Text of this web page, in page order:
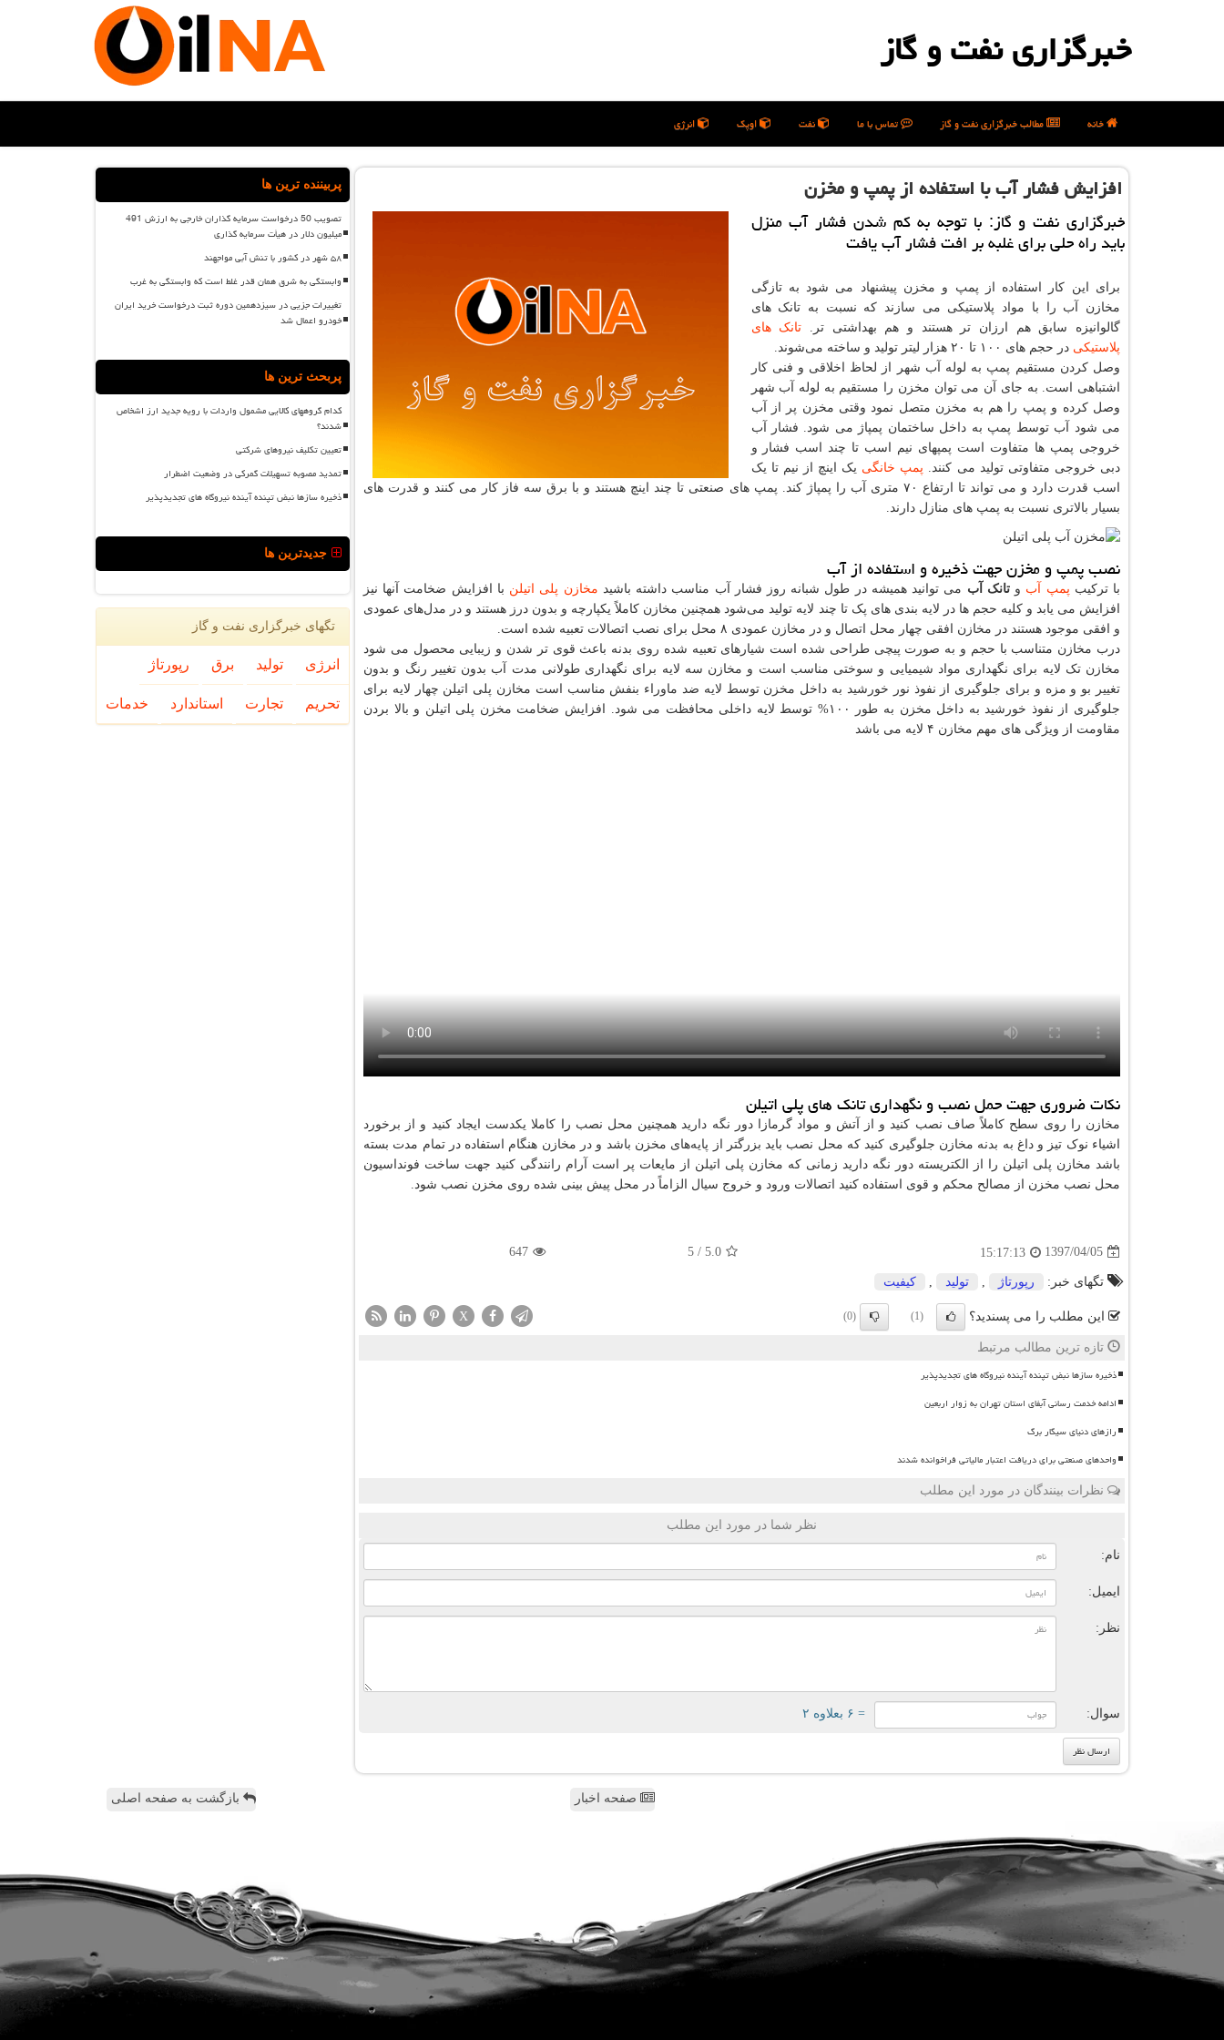
خبرگزاری نفت و گاز
خانه مطالب خبرگزاری نفت و گاز تماس با ما نفت اوپک انرژی
افزایش فشار آب با استفاده از پمپ و مخزن
خبرگزاری نفت و گاز: با توجه به كم شدن فشار آب منزل
باید راه حلی برای غلبه بر افت فشار آب یافت
برای این کار استفاده از پمپ و مخزن پیشنهاد می شود به تازگی
مخازن آب را با مواد پلاستیکی می سازند که نسبت به تانک های
گالوانیزه سابق هم ارزان تر هستند و هم بهداشتی تر. تانک های
پلاستیکی در حجم های ۱۰۰ تا ۲۰ هزار لیتر تولید و ساخته می‌شوند.
وصل کردن مستقیم پمپ به لوله آب شهر از لحاظ اخلاقی و فنی کار
اشتباهی است. به جای آن می توان مخزن را مستقیم به لوله آب شهر
وصل کرده و پمپ را هم به مخزن متصل نمود وقتی مخزن پر از آب
می شود آب توسط پمپ به داخل ساختمان پمپاژ می شود. فشار آب
خروجی پمپ ها متفاوت است پمپهای نیم اسب تا چند اسب فشار و
دبی خروجی متفاوتی تولید می کنند. پمپ خانگی یک اینچ از نیم تا یک
اسب قدرت دارد و می تواند تا ارتفاع ۷۰ متری آب را پمپاژ کند. پمپ های صنعتی تا چند اینچ هستند و با برق سه فاز کار می کنند و قدرت های
بسیار بالاتری نسبت به پمپ های منازل دارند.
نصب پمپ و مخزن جهت ذخیره و استفاده از آب
با ترکیب پمپ آب وتانک آب می توانید همیشه در طول شبانه روز فشار آب مناسب داشته باشید مخازن پلی اتیلن با افزایش ضخامت آنها نیز
افزایش می یابد و کلیه حجم ها در لایه بندی های پک تا چند لایه تولید می‌شود همچنین مخازن کاملاً یکپارچه و بدون درز هستند و در مدل‌های عمودی
و افقی موجود هستند در مخازن افقی چهار محل اتصال و در مخازن عمودی ۸ محل برای نصب اتصالات تعبیه شده است.
درب مخازن متناسب با حجم و به صورت پیچی طراحی شده است شیارهای تعبیه شده روی بدنه باعث قوی تر شدن و زیبایی محصول می شود
مخازن تک لایه برای نگهداری مواد شیمیایی و سوختی مناسب است و مخازن سه لایه برای نگهداری طولانی مدت آب بدون تغییر رنگ و بدون
تغییر بو و مزه و برای جلوگیری از نفوذ نور خورشید به داخل مخزن توسط لایه ضد ماوراء بنفش مناسب است مخازن پلی اتیلن چهار لایه برای
جلوگیری از نفوذ خورشید به داخل مخزن به طور ۱۰۰% توسط لایه داخلی محافظت می شود. افزایش ضخامت مخزن پلی اتیلن و بالا بردن
مقاومت از ویژگی های مهم مخازن ۴ لایه می باشد
نکات ضروری جهت حمل نصب و نگهداری تانک های پلی اتیلن
مخازن را روی سطح کاملاً صاف نصب کنید و از آتش و مواد گرمازا دور نگه دارید همچنین محل نصب را کاملا یکدست ایجاد کنید و از برخورد
اشیاء نوک تیز و داغ به بدنه مخازن جلوگیری کنید که محل نصب باید بزرگتر از پایه‌های مخزن باشد و در مخازن هنگام استفاده در تمام مدت بسته
باشد مخازن پلی اتیلن را از الکتریسته دور نگه دارید زمانی که مخازن پلی اتیلن از مایعات پر است آرام رانندگی کنید جهت ساخت فونداسیون
محل نصب مخزن از مصالح محکم و قوی استفاده کنید اتصالات ورود و خروج سیال الزاماً در محل پیش بینی شده روی مخزن نصب شود.
1397/04/05
15:17:13
5.0
/
5
647
تگهای خبر: رپورتاژ تولید كیفیت
این مطلب را می پسندید؟ (1)
(0)
X
تازه ترین مطالب مرتبط
ذخیره سازها نبض تپنده آینده نیروگاه های تجدیدپذیر
ادامه خدمت رسانی آبفای استان تهران به زوار اربعین
رازهای دنیای سیگار برگ
واحدهای صنعتی برای دریافت اعتبار مالیاتی فراخوانده شدند
نظرات بینندگان در مورد این مطلب
نظر شما در مورد این مطلب
نام:
ایمیل:
نظر:
سوال: = ۶ بعلاوه ۲
پربیننده ترین ها
تصویب 50 درخواست سرمایه گذاران خارجی به ارزش 491
میلیون دلار در هیأت سرمایه گذاری
۵۸ شهر در کشور با تنش آبی مواجهند
وابستگی به شرق همان قدر غلط است که وابستگی به غرب
تغییرات جزیی در سیزدهمین دوره ثبت درخواست خرید ایران
خودرو اعمال شد
پربحث ترین ها
کدام گروههای کالایی مشمول واردات با رویه جدید ارز اشخاص
شدند؟
تعیین تکلیف نیروهای شرکتی
تمدید مصوبه تسهیلات گمرکی در وضعیت اضطرار
ذخیره سازها نبض تپنده آینده نیروگاه های تجدیدپذیر
جدیدترین ها
تگهای خبرگزاری نفت و گاز
انرژی تولید برق رپورتاژ
تحریم تجارت استاندارد خدمات
صفحه اخبار بازگشت به صفحه اصلی